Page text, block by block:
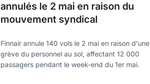
annulés le 2 mai en raison du
mouvement syndical
Finnair annule 140 vols le 2 mai en raison d'une
grève du personnel au sol, affectant 12 000
passagers pendant le week-end du 1er mai.